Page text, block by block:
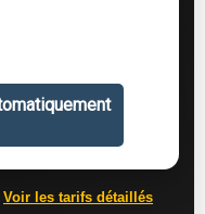
Voir les tarifs détaillés